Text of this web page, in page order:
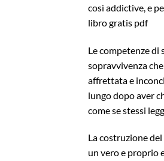
così addictive, e
libro gratis pdf
Le competenze di
sopravvivenza
affrettata e
lungo dopo aver
come se stessi
La costruzione
un vero e proprio